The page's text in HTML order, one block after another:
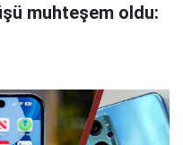
muhteşem oldu: